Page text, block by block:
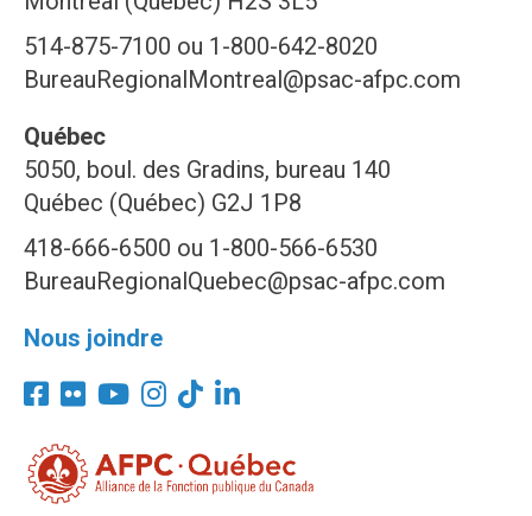
514-875-7100 ou 1-800-642-8020
BureauRegionalMontreal@psac-afpc.com
Québec
5050, boul. des Gradins, bureau 140
Québec (Québec) G2J 1P8
418-666-6500 ou 1-800-566-6530
BureauRegionalQuebec@psac-afpc.com
Nous joindre